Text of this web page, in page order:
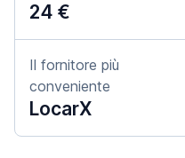
24 €
Il fornitore più
conveniente
LocarX